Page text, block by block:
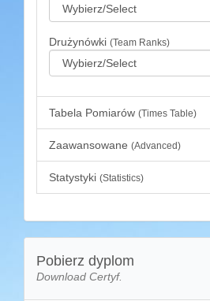
Drużynówki (Team Ranks)
Tabela Pomiarów (Times Table)
Zaawansowane (Advanced)
Statystyki (Statistics)
Pobierz dyplom
Download Certyf.